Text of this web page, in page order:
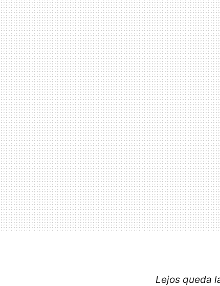
Lejos queda